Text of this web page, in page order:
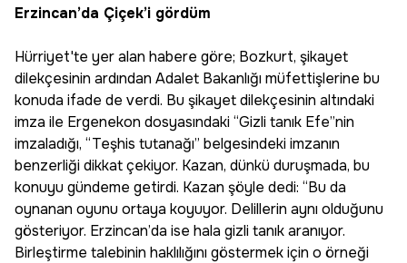
Erzincan’da Çiçek’i gördüm
Hürriyet'te yer alan habere göre; Bozkurt, şikayet
dilekçesinin ardından Adalet Bakanlığı müfettişlerine bu
konuda ifade de verdi. Bu şikayet dilekçesinin altındaki
imza ile Ergenekon dosyasındaki “Gizli tanık Efe”nin
imzaladığı, “Teşhis tutanağı” belgesindeki imzanın
benzerliği dikkat çekiyor. Kazan, dünkü duruşmada, bu
konuyu gündeme getirdi. Kazan şöyle dedi: “Bu da
oynanan oyunu ortaya koyuyor. Delillerin aynı olduğunu
gösteriyor. Erzincan’da ise hala gizli tanık aranıyor.
Birleştirme talebinin haklılığını göstermek için o örneği